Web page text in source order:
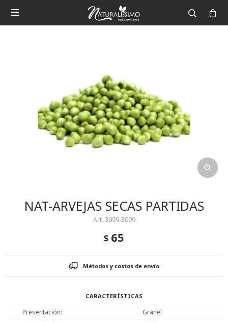

NAT-ARVEJAS SECAS PARTIDAS
3099-3099
$ 65
Métodos y costos de envío
CARACTERÍSTICAS
Presentación
Granel